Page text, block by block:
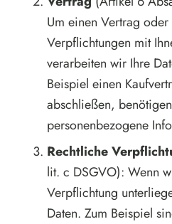
Um einen Vertrag
Verpflichtungen mit
verarbeiten wir Ihre
Beispiel einen
abschließen,
personenbezogene
Rechtliche
lit. c DSGVO): Wenn
Verpflichtung
Daten. Zum Beispiel